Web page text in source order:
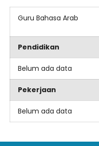
Guru Bahasa Arab
Pendidikan
Belum ada data
Pekerjaan
Belum ada data